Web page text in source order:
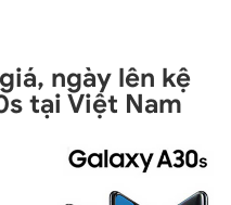
ngày lên kệ
tại Việt Nam